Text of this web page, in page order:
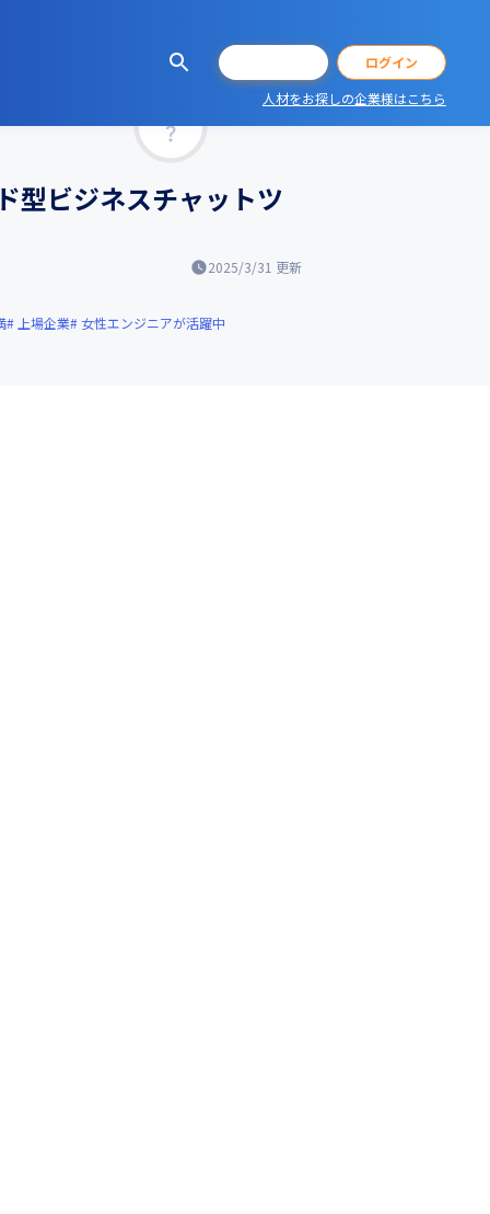
ログイン
人材をお探しの企業様はこちら
型ビジネスチャットツ
2025/3/31 更新
上場企業 女性エンジニアが活躍中
ユーザー志向」を大事にしています